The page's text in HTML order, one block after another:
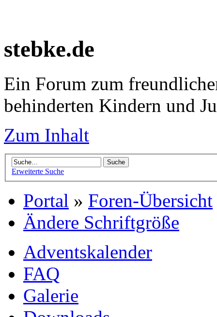
stebke.de
Ein Forum zum
behinderten Kindern und
Zum Inhalt
Erweiterte Suche
Portal » Foren-Übersicht
Ändere Schriftgröße
Adventskalender
FAQ
Galerie